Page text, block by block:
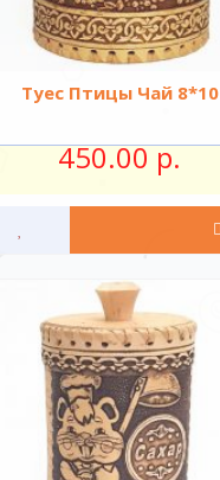
Туес Птицы Чай 8*10
450.00 р.